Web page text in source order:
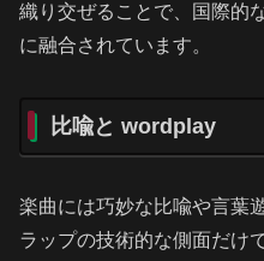
織り交ぜることで、国際的
に融合されています。
比喩と wordplay
楽曲には巧妙な比喩や言葉
ラップの技術的な側面だけ